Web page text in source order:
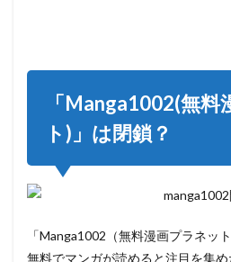
2
料漫画プラネッ
トの現状
3
する3つのリス
「Manga1002(無料
ト)」は閉鎖？
「Manga1002（無料漫画プラネッ
無料でマンガが読めると注目を集め